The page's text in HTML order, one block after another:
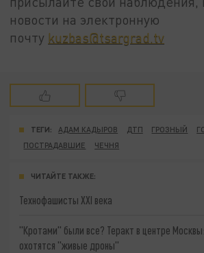
новости на электронную
почту kuzbas@tsargrad.tv
ТЕГИ: АДАМ КАДЫРОВ ДТП ГРОЗНЫЙ
ПОСТРАДАВШИЕ
ЧЕЧНЯ
ЧИТАЙТЕ ТАКЖЕ:
Технофашисты XXI века
"Кротами" были все? Теракт в центре
охотятся "живые дроны"